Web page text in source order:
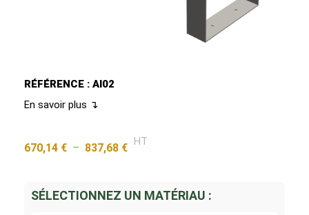
RÉFÉRENCE : AI02
En savoir plus ↴
670,14 € – 837,68 € HT
SÉLECTIONNEZ UN MATÉRIAU :